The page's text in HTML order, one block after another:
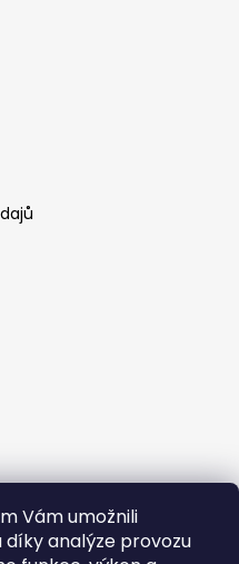
Vám umožnili
analýze provozu